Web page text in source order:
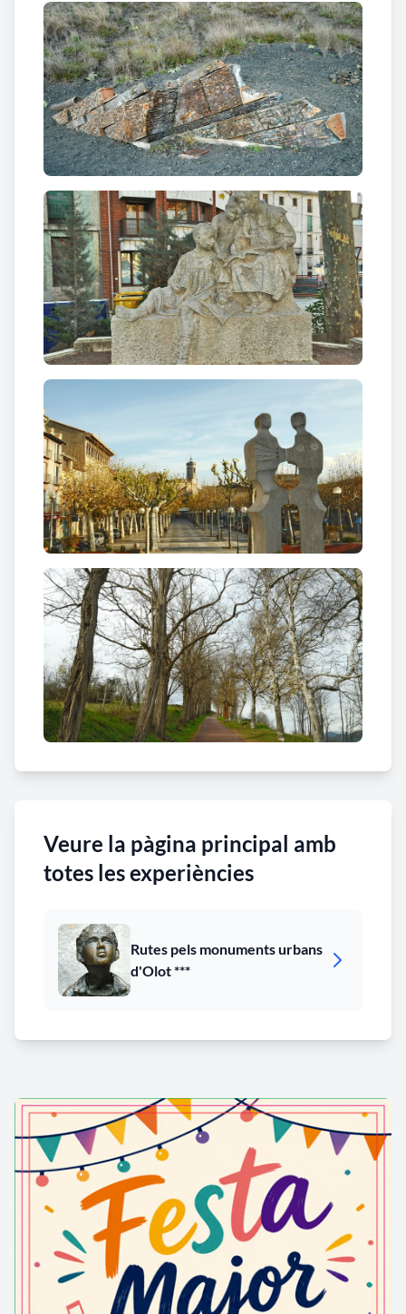
Veure la pàgina principal amb
totes les experiències
Rutes pels monuments urbans
d'Olot ***